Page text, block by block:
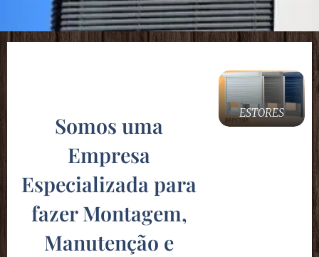
ESTORES
Somos uma
Empresa
Especializada para
fazer Montagem,
Manutenção e